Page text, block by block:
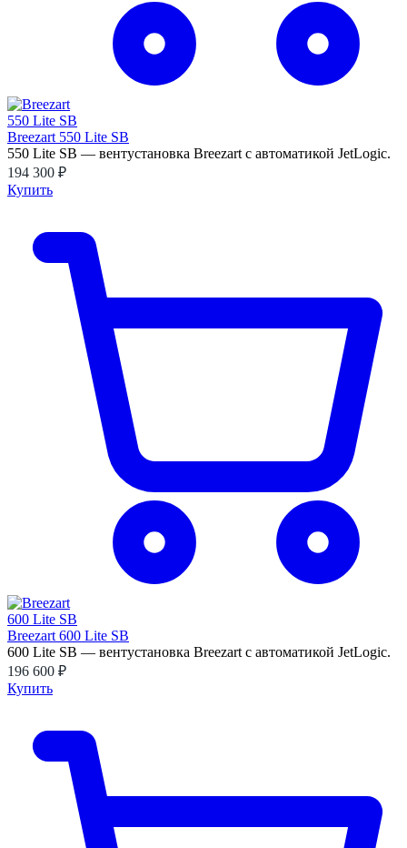
Breezart 550 Lite SB
550 Lite SB — вентустановка Breezart с автоматикой JetLogic.
194 300 ₽
Купить
Breezart 600 Lite SB
600 Lite SB — вентустановка Breezart с автоматикой JetLogic.
196 600 ₽
Купить